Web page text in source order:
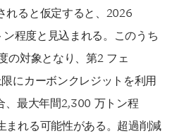
れると仮定すると、2026
程度と見込まれる。このうち
の対象となり、第2 フェ
にカーボンクレジットを利用
、最大年間2,300 万トン程
まれる可能性がある。超過削減